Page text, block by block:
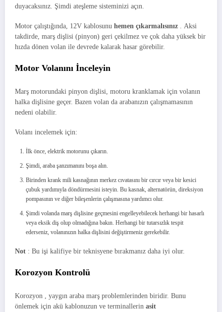
duyacaksınız. Şimdi ateşleme sisteminizi açın.
Motor çalıştığında, 12V kablosunu hemen çıkarmalısınız . Aksi
takdirde, marş dişlisi (pinyon) geri çekilmez ve çok daha yüksek bir
hızda dönen volan ile devrede kalarak hasar görebilir.
Motor Volanını İnceleyin
Marş motorundaki pinyon dişlisi, motoru kranklamak için volanın
halka dişlisine geçer. Bazen volan da arabanızın çalışmamasının
nedeni olabilir.
Volanı incelemek için:
İlk önce, elektrik motorunu çıkarın.
Şimdi, araba şanzımanını boşa alın.
Birinden krank mili kasnağının merkez cıvatasını bir cırcır veya bir kesici
çubuk yardımıyla döndürmesini isteyin. Bu kasnak, alternatörün, direksiyon
pompasının ve diğer bileşenlerin çalışmasına yardımcı olur.
Şimdi volanda marş dişlisine geçmesini engelleyebilecek herhangi bir hasarlı
veya eksik diş olup olmadığına bakın. Herhangi bir tutarsızlık tespit
ederseniz, volanınızın halka dişlisini değiştirmeniz gerekebilir.
Not : Bu işi kalifiye bir teknisyene bırakmanız daha iyi olur.
Korozyon Kontrolü
Korozyon , yaygın araba marş problemlerinden biridir. Bunu
önlemek için akü kablonuzun ve terminallerin asit